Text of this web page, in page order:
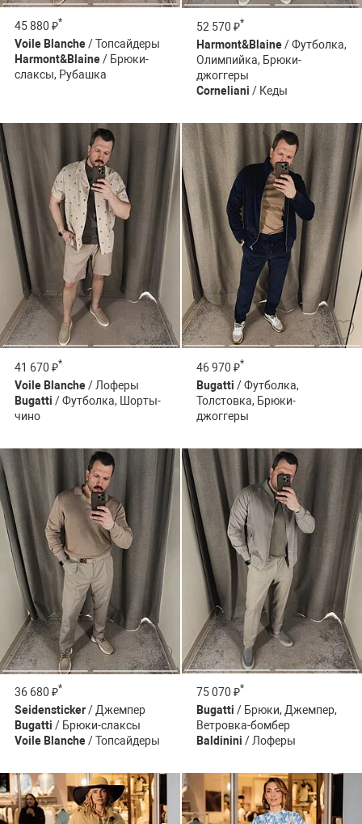
45 880 ₽*
Voile Blanche/ Топсайдеры
Harmont&Blaine/ Брюки-
слаксы, Рубашка
52 570 ₽*
Harmont&Blaine/ Футболка,
Олимпийка, Брюки-
джоггеры
Corneliani / Кеды
41 670 ₽*
Voile Blanche/ Лоферы
Bugatti / Футболка, Шорты-
чино
46 970 ₽*
Bugatti / Футболка,
Толстовка, Брюки-
джоггеры
36 680 ₽*
Seidensticker/ Джемпер
Bugatti / Брюки-слаксы
Voile Blanche/ Топсайдеры
75 070 ₽*
Bugatti / Брюки, Джемпер,
Ветровка-бомбер
Baldinini / Лоферы